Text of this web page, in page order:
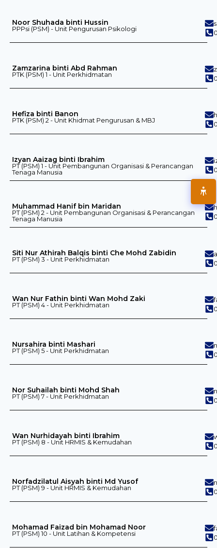
Noor Shuhada binti Hussin
PPPsi (PSM) - Unit Pengurusan Psikologi
Zamzarina binti Abd Rahman
PTK (PSM) 1 - Unit Perkhidmatan
Hefiza binti Banon
PTK (PSM) 2 - Unit Khidmat Pengurusan & MBJ
Izyan Aaizag binti Ibrahim
PT (PSM) 1 - Unit Pembangunan Organisasi & Perancangan
Tenaga Manusia
Muhammad Hanif bin Maridan
PT (PSM) 2 - Unit Pembangunan Organisasi & Perancangan
Tenaga Manusia
Siti Nur Athirah Balqis binti Che Mohd Zabidin
PT (PSM) 3 - Unit Perkhidmatan
Wan Nur Fathin binti Wan Mohd Zaki
PT (PSM) 4 - Unit Perkhidmatan
Nursahira binti Mashari
PT (PSM) 5 - Unit Perkhidmatan
Nor Suhailah binti Mohd Shah
PT (PSM) 7 - Unit Perkhidmatan
Wan Nurhidayah binti Ibrahim
PT (PSM) 8 - Unit HRMIS & Kemudahan
Norfadzilatul Aisyah binti Md Yusof
PT (PSM) 9 - Unit HRMIS & Kemudahan
Mohamad Faizad bin Mohamad Noor
PT (PSM) 10 - Unit Latihan & Kompetensi